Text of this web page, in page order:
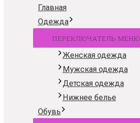
Главная
Одежда
ПЕРЕКЛЮЧАТЕЛЬ МЕНЮ
Женская одежда
Мужская одежда
Детская одежда
Нижнее белье
Обувь